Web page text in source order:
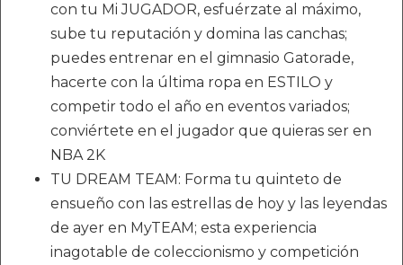
con tu Mi JUGADOR, esfuérzate al máximo,
sube tu reputación y domina las canchas;
puedes entrenar en el gimnasio Gatorade,
hacerte con la última ropa en ESTILO y
competir todo el año en eventos variados;
conviértete en el jugador que quieras ser en
NBA 2K
TU DREAM TEAM: Forma tu quinteto de
ensueño con las estrellas de hoy y las leyendas
de ayer en MyTEAM; esta experiencia
inagotable de coleccionismo y competición